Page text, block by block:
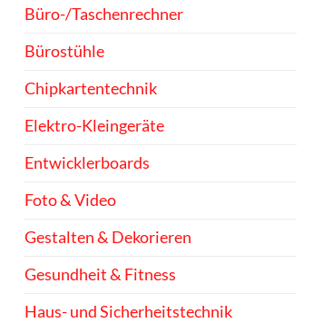
Büro-/Taschenrechner
Bürostühle
Chipkartentechnik
Elektro-Kleingeräte
Entwicklerboards
Foto & Video
Gestalten & Dekorieren
Gesundheit & Fitness
Haus- und Sicherheitstechnik